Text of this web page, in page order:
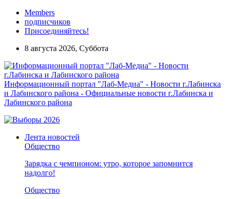
Members
подписчиков
Присоединяйтесь!
8 августа 2026, Суббота
Информационный портал "Лаб-Медиа" - Новости г.Лабинска
и Лабинского района - Официальные новости г.Лабинска и
Лабинского района
Лента новостей
Общество
Зарядка с чемпионом: утро, которое запомнится
надолго!
Общество